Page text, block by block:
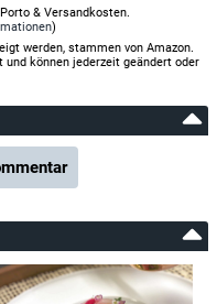
& Versandkosten.
)
werden, stammen von Amazon.
können jederzeit geändert oder